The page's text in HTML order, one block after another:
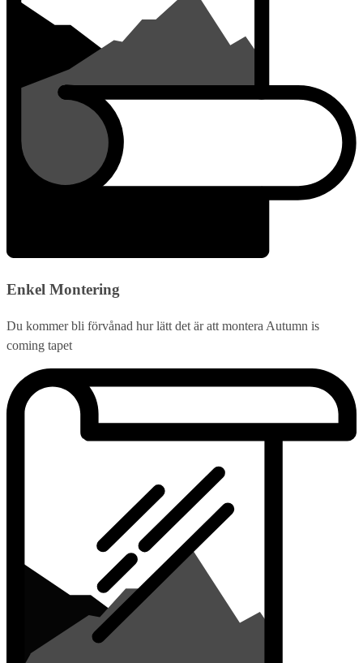
Enkel Montering
Du kommer bli förvånad hur lätt det är att montera Autumn is
coming tapet